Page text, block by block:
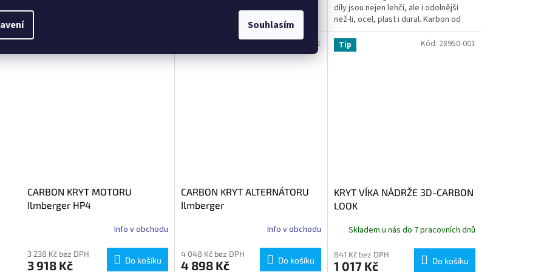
Souhlasím
díly jsou nejen lehčí, ale i odolnější
než-li, ocel, plast i dural. Karbon od
Firmy Ilmberger splňuje...
CARBON KRYT MOTORU
Ilmberger HP4
Info v obchodu
3 238 Kč bez DPH
3 918 Kč Do košíku
CARBON KRYT ALTERNÁTORU
Ilmberger
Info v obchodu
4 048 Kč bez DPH
4 898 Kč Do košíku
Kód:35870-001 Tip
KRYT VÍKA NÁDRŽE 3D-CARBON
LOOK
Skladem u nás do 7 pracovních dnů
841 Kč bez DPH
1 017 Kč Do košíku
Kód: 28950-001